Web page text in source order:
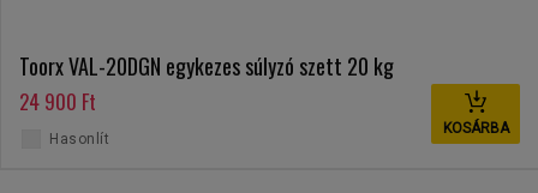
Toorx VAL-20DGN egykezes súlyzó szett 20 kg
24 900 Ft
KOSÁRBA
Hasonlít